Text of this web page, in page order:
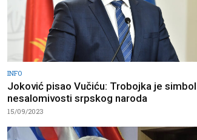
INFO
Joković pisao Vučiću: Trobojka je simbol
nesalomivosti srpskog naroda
15/09/2023